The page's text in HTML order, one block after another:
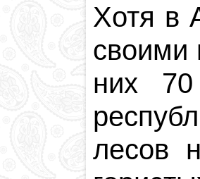
Хотя в
своими
них 70
лесов